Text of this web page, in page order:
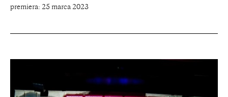
premiera: 25 marca 2023